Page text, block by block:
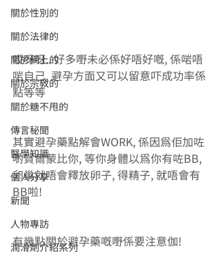
關於性別的
關於法律的
關於網上的
關於宗教的
關於糖不甩的
傳言秘聞
醫學知識
個人分享
新聞
人物專訪
潤滑劑介紹系列
哎呀呀.. 好多嘢未必係好唔好嘅, 係啱唔
啱自己, 避孕方面又可以留意吓成功率係
點等等
其實避孕藥點解會WORK, 係因為佢加咗
啲賀爾蒙比你, 等你身體以為你有咗BB,
卵巢就唔會釋放卵子, 得精子, 就唔會有
BB啦!
有幾點關於避孕藥嘅嘢係要注意伽!